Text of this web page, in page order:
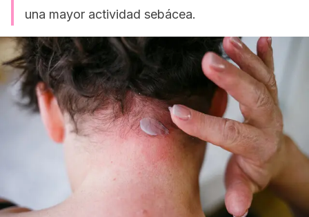
una mayor actividad sebácea.